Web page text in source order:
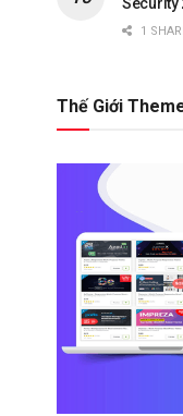
1
Thế Giới